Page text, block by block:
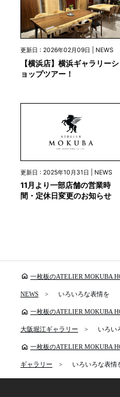
更新日 : 2026年02月09日 | NEWS
【横浜店】横浜ギャラリーシ
ョップツアー！
更新日 : 2025年10月31日 | NEWS
11月より一部店舗の営業時
間・定休日変更のお知らせ
home 一枚板のATELIER MOKUBA
NEWS いろいろな表情を
home 一枚板のATELIER MOKUBA
大阪堀江ギャラリー いろい
home 一枚板のATELIER MOKUBA
ギャラリー いろいろな表情